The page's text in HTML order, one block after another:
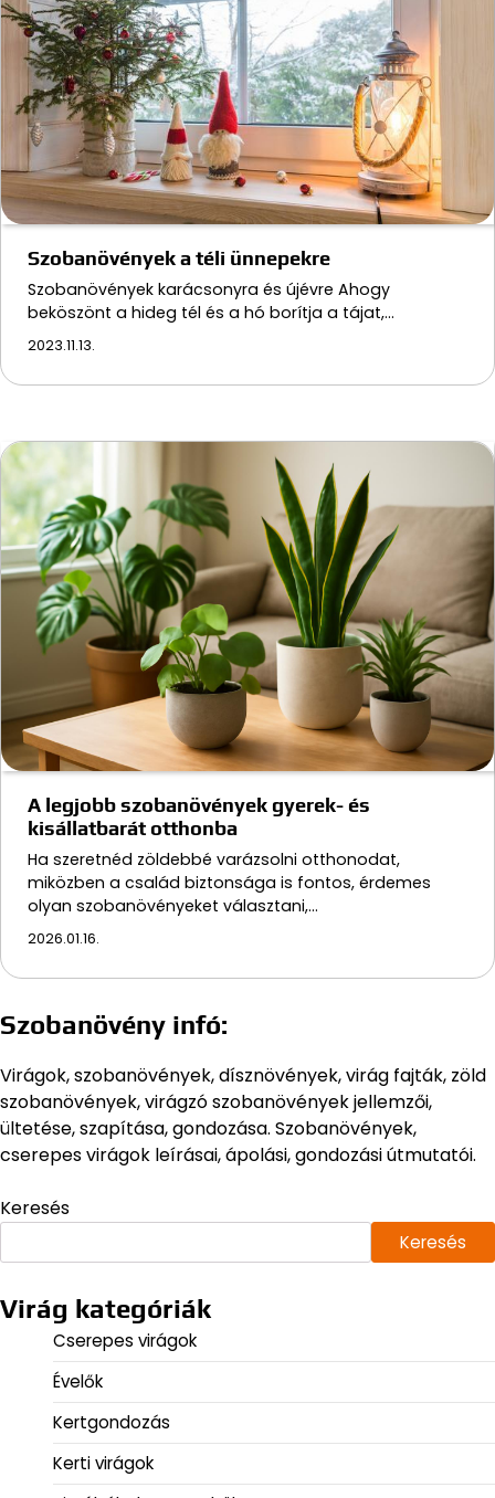
Szobanövények a téli ünnepekre
Szobanövények karácsonyra és újévre Ahogy
beköszönt a hideg tél és a hó borítja a tájat,…
2023.11.13.
A legjobb szobanövények gyerek- és
kisállatbarát otthonba
Ha szeretnéd zöldebbé varázsolni otthonodat,
miközben a család biztonsága is fontos, érdemes
olyan szobanövényeket választani,…
2026.01.16.
Szobanövény infó:
Virágok, szobanövények, dísznövények, virág fajták, zöld
szobanövények, virágzó szobanövények jellemzői,
ültetése, szapítása, gondozása. Szobanövények,
cserepes virágok leírásai, ápolási, gondozási útmutatói.
Keresés
Keresés
Virág kategóriák
Cserepes virágok
Évelők
Kertgondozás
Kerti virágok